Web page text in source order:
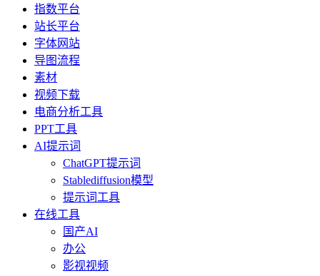
指数平台
站长平台
字体网站
导图流程
素材
视频下载
电商分析工具
PPT工具
AI提示词
ChatGPT提示词
Stablediffusion模型
提示词工具
在线工具
国产AI
办公
影视视频